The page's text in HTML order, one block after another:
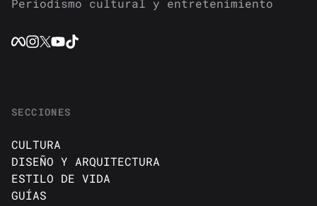
Periodismo cultural y entretenimiento
SECCIONES
CULTURA
DISEÑO Y ARQUITECTURA
ESTILO DE VIDA
GUÍAS